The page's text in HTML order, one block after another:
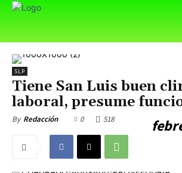
SLP
Tiene San Luis buen
laboral, presume
By Redacción 0 518